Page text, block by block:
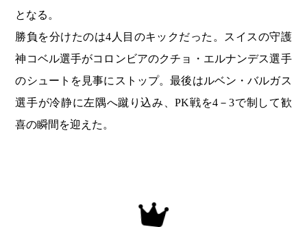
となる。
勝負を分けたのは4人目のキックだった。スイスの守護
神コベル選手がコロンビアのクチョ・エルナンデス選手
のシュートを見事にストップ。最後はルベン・バルガス
選手が冷静に左隅へ蹴り込み、PK戦を4－3で制して歓
喜の瞬間を迎えた。